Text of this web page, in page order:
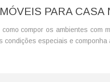
PARA CASA
compor os ambientes com
condições especiais e